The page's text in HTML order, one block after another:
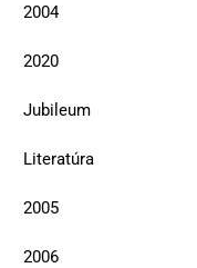
2004
2020
Jubileum
Literatúra
2005
2006